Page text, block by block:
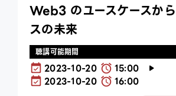
Web3 のユースケースか
スの未来
聴講可能期間
2023-10-20
15:00
2023-10-20
16:00